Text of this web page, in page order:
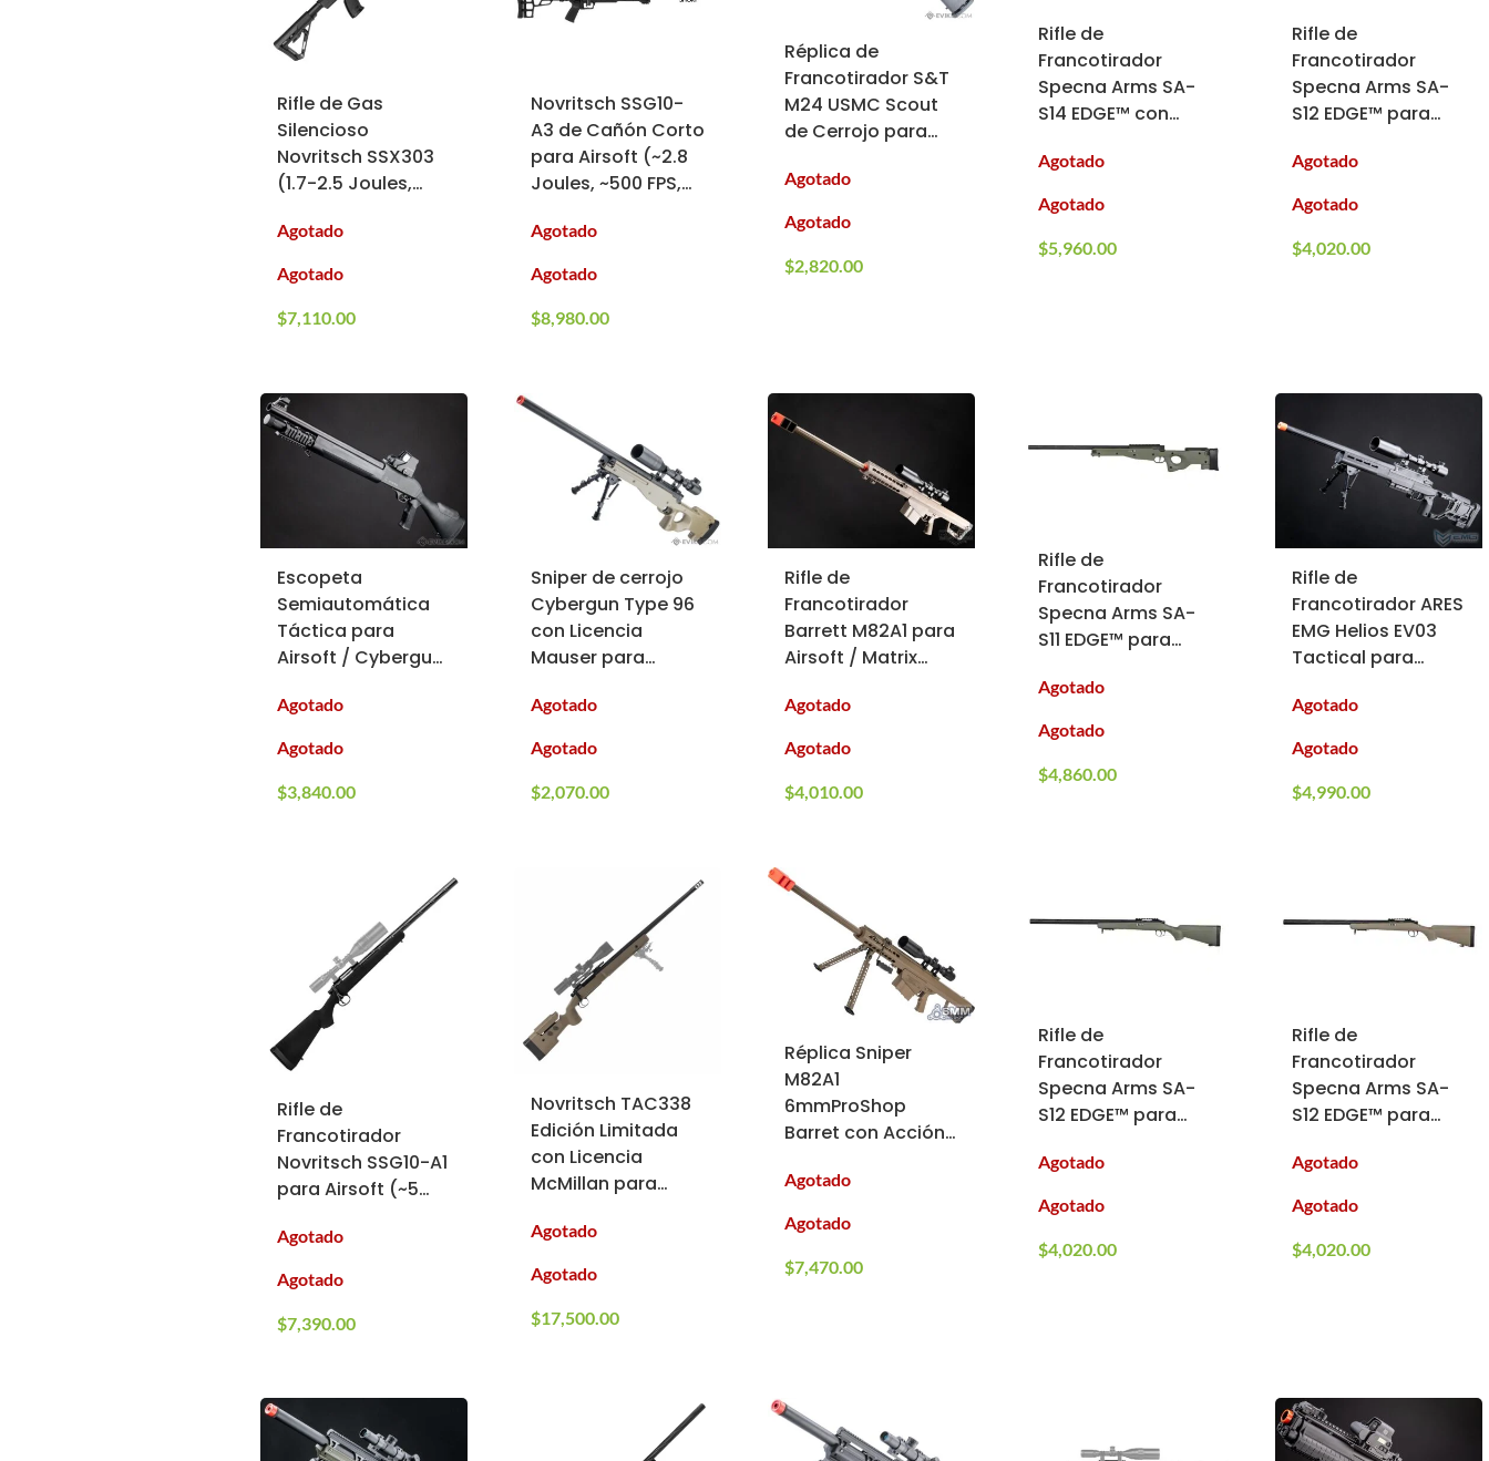
Rifle de Gas
Silencioso
Novritsch SSX303
(1.7-2.5 Joules,
Agotado
Agotado
$7,110.00
Novritsch SSG10-
A3 de Cañón Corto
para Airsoft (~2.8
Joules, ~500 FPS,
Agotado
Agotado
$8,980.00
Réplica de
Francotirador S&T
M24 USMC Scout
de Cerrojo para
Negro)
Agotado
Agotado
$2,820.00
Rifle de
Francotirador
Specna Arms SA-
S14 EDGE™ con
para Airsoft
(Color: Verde
Olivo)
Agotado
Agotado
$5,960.00
Rifle de
Francotirador
Specna Arms SA-
S12 EDGE™ para
Negro)
Agotado
Agotado
$4,020.00
Escopeta
Semiautomática
Táctica para
Airsoft / Cybergun
CO2)
Agotado
Agotado
$3,840.00
Sniper de cerrojo
Cybergun Type 96
con Licencia
Mauser para
Tan)
Agotado
Agotado
$2,070.00
Rifle de
Francotirador
Barrett M82A1 para
Airsoft / Matrix
Earth)
Agotado
Agotado
$4,010.00
Rifle de
Francotirador
Specna Arms SA-
S11 EDGE™ para
Verde Olivo)
Agotado
Agotado
$4,860.00
Rifle de
Francotirador ARES
EMG Helios EV03
Tactical para
Negro)
Agotado
Agotado
$4,990.00
Rifle de
Francotirador
Novritsch SSG10-A1
para Airsoft (~5
~M220)
Agotado
Agotado
$7,390.00
Novritsch TAC338
Edición Limitada
con Licencia
McMillan para
PIEZAS)
Agotado
Agotado
$17,500.00
Réplica Sniper
M82A1
6mmProShop
Barret con Acción
Agotado
Agotado
$7,470.00
Rifle de
Francotirador
Specna Arms SA-
S12 EDGE™ para
Verde Olivo)
Agotado
Agotado
$4,020.00
Rifle de
Francotirador
Specna Arms SA-
S12 EDGE™ para
Tan)
Agotado
Agotado
$4,020.00